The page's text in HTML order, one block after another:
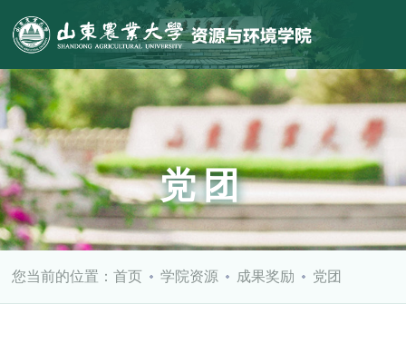
党团
您当前的位置：首页 学院资源 成果奖励 党团